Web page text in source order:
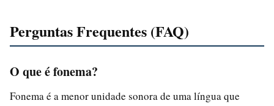
Perguntas Frequentes (FAQ)
O que é fonema?
Fonema é a menor unidade sonora de uma língua que